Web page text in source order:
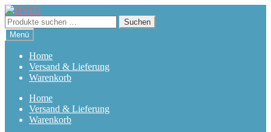
Zur
Navigation
springen
Zum
Inhalt
springen
Suchen
nach:
Suchen
Menü
Home
Versand & Lieferung
Warenkorb
Home
Versand & Lieferung
Warenkorb